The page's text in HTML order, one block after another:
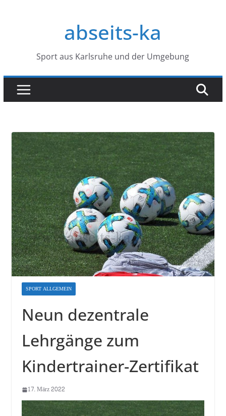
abseits-ka
Sport aus Karlsruhe und der Umgebung
SPORT ALLGEMEIN
Neun dezentrale
Lehrgänge zum
Kindertrainer-Zertifikat
17. März 2022